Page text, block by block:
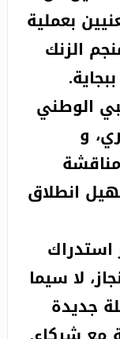
بعملية
الزنك
الوطني
و
انطلاق
لا سيما
جديدة